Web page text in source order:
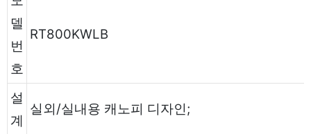
델
번
호
RT800KWLB
설
계
실외/실내용 캐노피 디자인;